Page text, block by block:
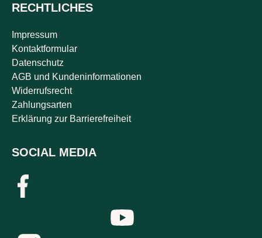
RECHTLICHES
Impressum
Kontaktformular
Datenschutz
AGB und Kundeninformationen
Widerrufsrecht
Zahlungsarten
Erklärung zur Barrierefreiheit
SOCIAL MEDIA